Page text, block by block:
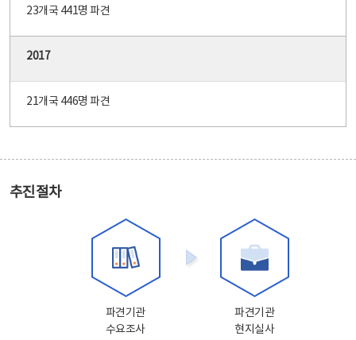
23개국 441명 파견
2017
21개국 446명 파견
추진절차
파견기관
수요조사
파견기관
현지실사